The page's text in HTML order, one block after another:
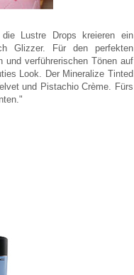
Lustre Drops kreieren ein
Glizzer. Für den perfekten
verführerischen Tönen auf
Look. Der Mineralize Tinted
und Pistachio Crème. Fürs